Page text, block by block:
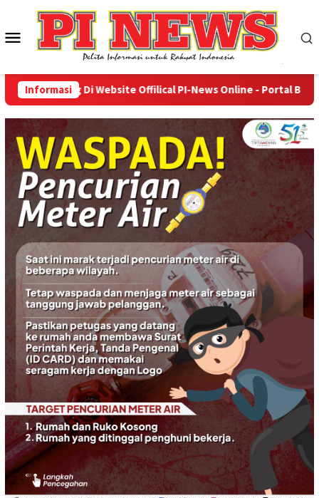
konten
Menu
Mobile
Informasi
Datang Di Website Offilical PI-News Online - Portal Berita